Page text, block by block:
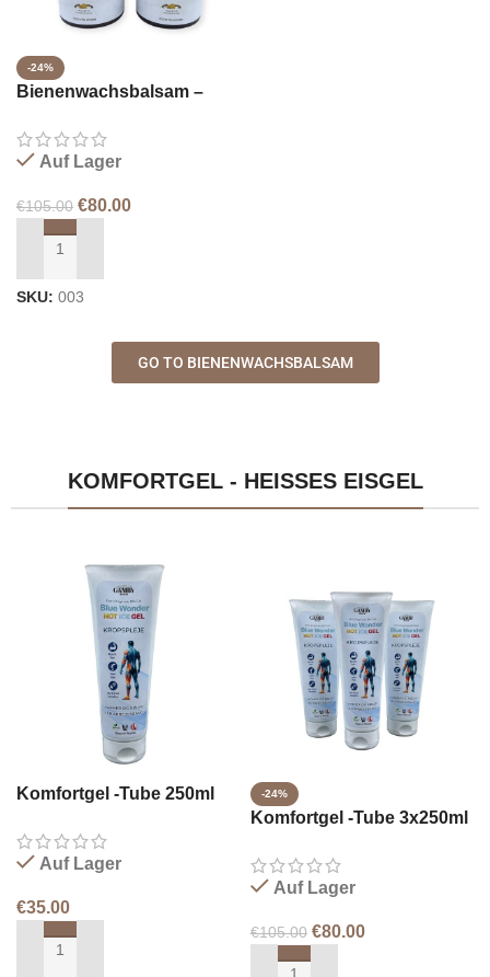
-24%
Bienenwachsbalsam –
Auf Lager
€105.00 €80.00
SKU: 003
GO TO BIENENWACHSBALSAM
KOMFORTGEL - HEISSES EISGEL
Komfortgel -Tube 250ml
Auf Lager
€35.00
-24%
Komfortgel -Tube 3x250ml
Auf Lager
€105.00 €80.00